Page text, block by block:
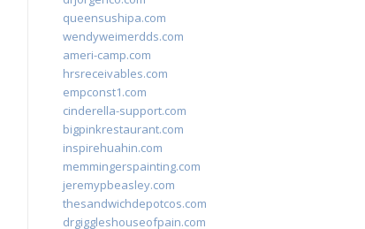
queensushipa.com
wendyweimerdds.com
ameri-camp.com
hrsreceivables.com
empconst1.com
cinderella-support.com
bigpinkrestaurant.com
inspirehuahin.com
memmingerspainting.com
jeremypbeasley.com
thesandwichdepotcos.com
drgiggleshouseofpain.com